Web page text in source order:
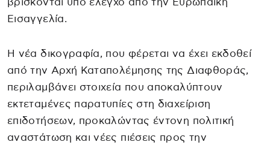
Εισαγγελία.
Η νέα δικογραφία, που φέρεται να έχει εκδοθεί
από την Αρχή Καταπολέμησης της Διαφθοράς,
περιλαμβάνει στοιχεία που αποκαλύπτουν
εκτεταμένες παρατυπίες στη διαχείριση
επιδοτήσεων, προκαλώντας έντονη πολιτική
αναστάτωση και νέες πιέσεις προς την